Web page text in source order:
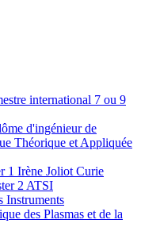
international 7 ou 9
d'ingénieur de
Théorique et Appliquée
1 Irène Joliot Curie
2 ATSI
Instruments
des Plasmas et de la